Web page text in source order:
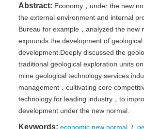
Abstract: Economy，under the new
the external environment and internal
Bureau for example，analyzed the
expounds the development of
development.Deeply discussed the
traditional geological exploration units
mine geological technology services
management，cultivating core
technology for leading industry，to
development under the new normal.
Keywords: economic new normal /